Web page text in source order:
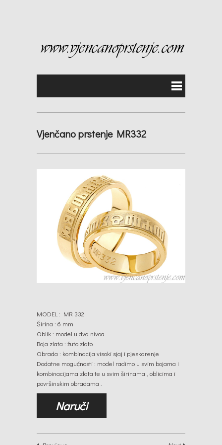
Vjenčano prstenje MR332
MODEL : MR 332
Širina : 6 mm
Oblik : model u dva nivoa
Boja zlata : žuto zlato
Obrada : kombinacija visoki sjaj i pjeskarenje
Dodatne mogućnosti : model radimo u svim bojama i
kombinacijama zlata te u svim širinama , oblicima i
površinskim obradama .
Naruči